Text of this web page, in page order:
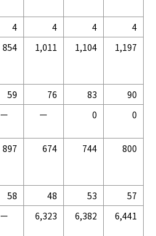
4 4 4
4
854 1,011 1,104 1,197
59 76 83
90
ー ー 0 0
897 674 744 800
58 48 53
57
ー 6,323 6,382 6,441